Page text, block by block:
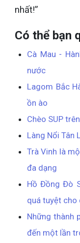
nhất!”
Có thể bạn
Cà Mau -
nước
Lagom Bắc
ồn ào
Chèo SUP
Làng Nổi Tân
Trà Vinh là
đa dạng
Hồ Đồng Đò
quá tuyệt cho
Những thành
đến một lần